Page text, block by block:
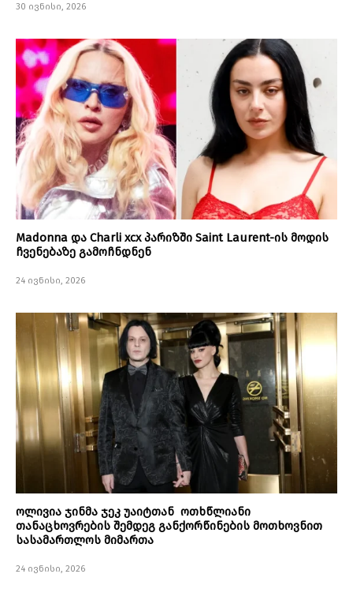
30 ივნისი, 2026
Madonna და Charli xcx პარიზში Saint Laurent-ის მოდის
ჩვენებაზე გამოჩნდნენ
24 ივნისი, 2026
ოლივია ჯინმა ჯეკ უაიტთან ოთხწლიანი
თანაცხოვრების შემდეგ განქორწინების მოთხოვნით
სასამართლოს მიმართა
24 ივნისი, 2026